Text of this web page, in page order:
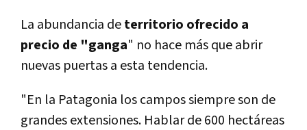
La abundancia deterritorio ofrecido a
precio de "ganga" no hace más que abrir
nuevas puertas a esta tendencia.
"En la Patagonia los campos siempre son de
grandes extensiones. Hablar de 600 hectáreas